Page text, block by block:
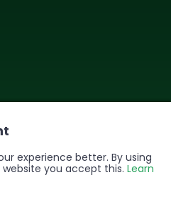
experience better. By using
you accept this. Learn